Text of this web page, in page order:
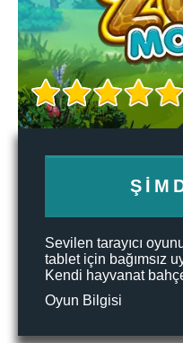
Sevilen tarayıcı
tablet için bağımsız
Kendi hayvanat
Oyun Bilgisi